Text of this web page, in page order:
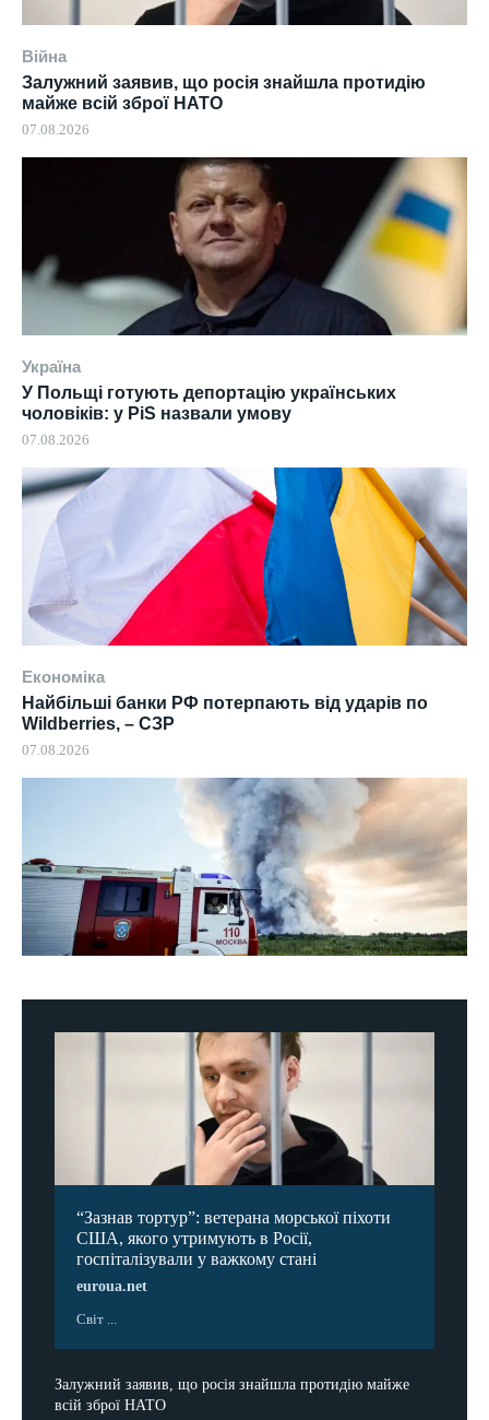
Війна
Залужний заявив, що росія знайшла протидію
майже всій зброї НАТО
07.08.2026
Україна
У Польщі готують депортацію українських
чоловіків: у PiS назвали умову
07.08.2026
Економіка
Найбільші банки РФ потерпають від ударів по
Wildberries, – СЗР
07.08.2026
“Зазнав тортур”: ветерана морської піхоти
США, якого утримують в Росії,
госпіталізували у важкому стані
euroua.net
Світ ...
Залужний заявив, що росія знайшла протидію майже
всій зброї НАТО